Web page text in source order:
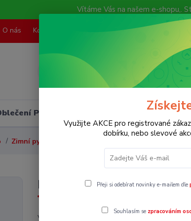
Vítáme Vás na našem e-shopu,.
O nás Kontakty
PO VELIKOSTECH Dětské
Zimní pyžama
L
V této kategorii nebylo nalezeno žádné zboží.
Využijte AKCE pro registrované
dobírku, nebo slevové
Přeji si odebírat novinky e-mailem dle
Souhlasím se zpracováním